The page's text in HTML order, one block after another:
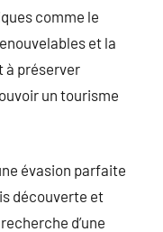
comme le
et la
à préserver
un tourisme
évasion parfaite
découverte et
d’une